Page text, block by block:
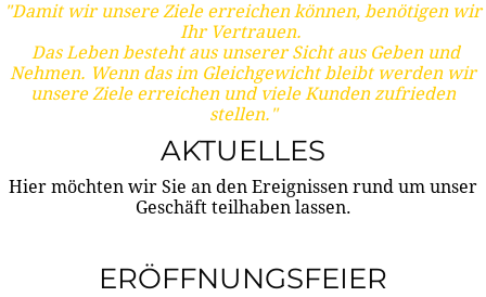
"Damit wir unsere Ziele erreichen können, benötigen wir
Ihr Vertrauen.
Das Leben besteht aus unserer Sicht aus Geben und
Nehmen. Wenn das im Gleichgewicht bleibt werden wir
unsere Ziele erreichen und viele Kunden zufrieden
stellen."
AKTUELLES
Hier möchten wir Sie an den Ereignissen rund um unser
Geschäft teilhaben lassen.
ERÖFFNUNGSFEIER